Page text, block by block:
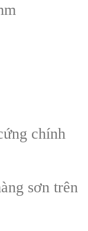
chính
sơn trên